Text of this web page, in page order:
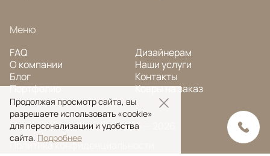
Меню
FAQ
О компании
Блог
Портфолио
Дизайнерам
Наши услуги
Контакты
Ковры на заказ
© Ansy Carpet Company 2005 — 2026
Политика конфиденциальности
Продолжая просмотр сайта, вы
разрешаете использовать «cookie»
для персонализации и удобства
сайта. Подробнее